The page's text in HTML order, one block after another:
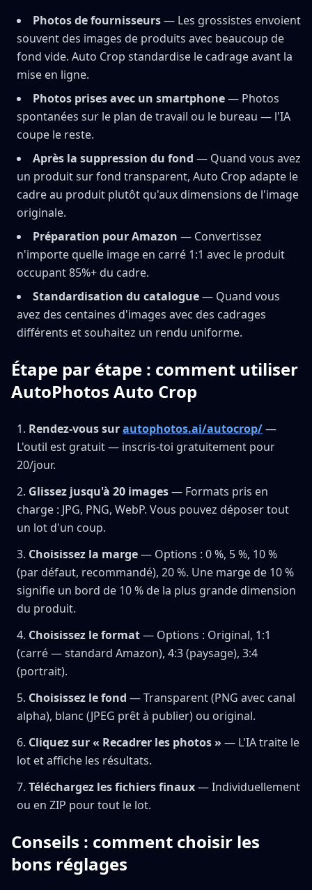
Photos de fournisseurs— Les grossistes envoient
souvent des images de produits avec beaucoup de
fond vide. Auto Crop standardise le cadrage avant la
mise en ligne.
Photos prises avec un smartphone— Photos
spontanées sur le plan de travail ou le bureau — l'IA
coupe le reste.
Après la suppression du fond — Quand vous avez
un produit sur fond transparent, Auto Crop adapte le
cadre au produit plutôt qu'aux dimensions de l'image
originale.
Préparation pour Amazon — Convertissez
n'importe quelle image en carré 1:1 avec le produit
occupant 85%+ du cadre.
Standardisation du catalogue— Quand vous
avez des centaines d'images avec des cadrages
différents et souhaitez un rendu uniforme.
Étape par étape : comment utiliser
AutoPhotos Auto Crop
Rendez-vous surautophotos.ai/autocrop/—
L'outil est gratuit — inscris-toi gratuitement pour
20/jour.
Glissez jusqu'à 20 images— Formats pris en
charge : JPG, PNG, WebP. Vous pouvez déposer tout
un lot d'un coup.
Choisissez la marge— Options : 0 %, 5 %, 10 %
(par défaut, recommandé), 20 %. Une marge de 10 %
signifie un bord de 10 % de la plus grande dimension
du produit.
Choisissez le format— Options : Original, 1:1
(carré — standard Amazon), 4:3 (paysage), 3:4
(portrait).
Choisissez le fond — Transparent (PNG avec canal
alpha), blanc (JPEG prêt à publier) ou original.
Cliquez sur « Recadrer les photos » — L'IA traite le
lot et affiche les résultats.
Téléchargez les fichiers finaux— Individuellement
ou en ZIP pour tout le lot.
Conseils : comment choisir les
bons réglages